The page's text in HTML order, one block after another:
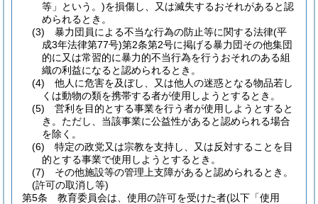
等」という。)を損傷し、又は滅失するおそれがあると認
められるとき。
(3)
暴力団員による不当な行為の防止等に関する法律(平
成3年法律第77号)第2条第2号に掲げる暴力団その他集団
的に又は常習的に暴力的不当行為を行うおそれのある組
織の利益になると認められるとき。
(4)
他人に危害を及ぼし、又は他人の迷惑となる物品若し
くは動物の類を携帯する者が使用しようとするとき。
(5)
営利を目的とする事業を行う者が使用しようとすると
き。 ただし、当該事業に公益性があると認められる場合
を除く。
(6)
特定の政党又は宗教を支持し、又は反対することを目
的とする事業で使用しようとするとき。
(7)
その他施設等の管理上支障があると認められるとき。
(許可の取消し等)
第5条
教育委員会は、使用の許可を受けた者(以下「使用